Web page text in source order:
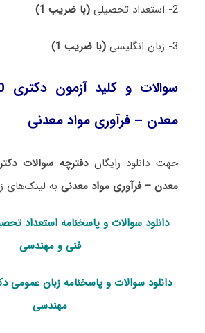
2- استعداد تحصیلی (با ضریب 1)
3- زبان انگلیسی (با ضریب 1)
معدن – فرآوری مواد معدنی
جهت دانلود رایگان
معدن – فرآوری مواد معدنیبه لینک‌های
دانلود سوالات و پاسخنامه استعداد
فنی و مهندسی
مهندسی